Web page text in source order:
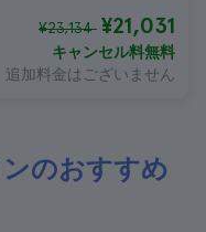
¥23,134 ¥21,031
キャンセル料無料
追加料金はございません
のおすすめ